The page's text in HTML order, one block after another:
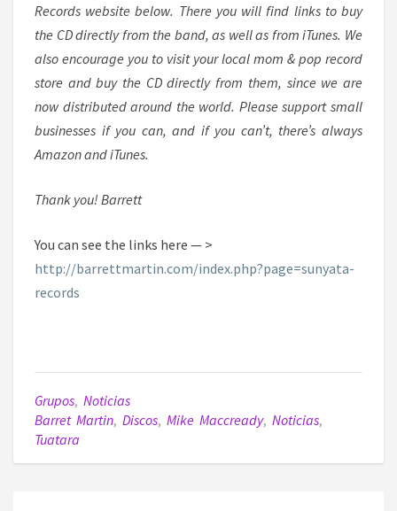
Records website below. There you will find links to buy
the CD directly from the band, as well as from iTunes. We
also encourage you to visit your local mom & pop record
store and buy the CD directly from them, since we are
now distributed around the world. Please support small
businesses if you can, and if you can’t, there’s always
Amazon and iTunes.
Thank you! Barrett
You can see the links here — >
http://barrettmartin.com/index.php?page=sunyata-
records
Grupos, Noticias
Barret Martin, Discos, Mike Maccready, Noticias,
Tuatara